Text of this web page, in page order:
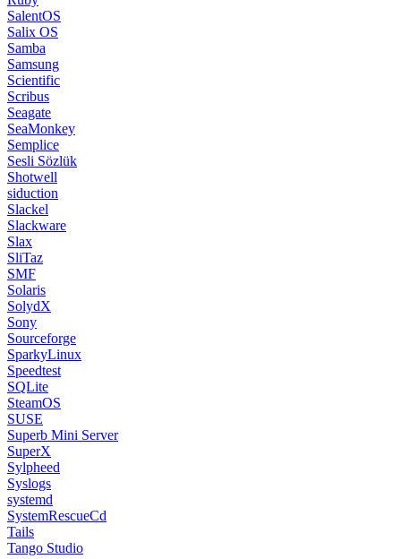
SalentOS
Salix OS
Samba
Samsung
Scientific
Scribus
Seagate
SeaMonkey
Semplice
Sesli Sözlük
Shotwell
siduction
Slackel
Slackware
Slax
SliTaz
SMF
Solaris
SolydX
Sony
Sourceforge
SparkyLinux
Speedtest
SQLite
SteamOS
SUSE
Superb Mini Server
SuperX
Sylpheed
Syslogs
systemd
SystemRescueCd
Tails
Tango Studio